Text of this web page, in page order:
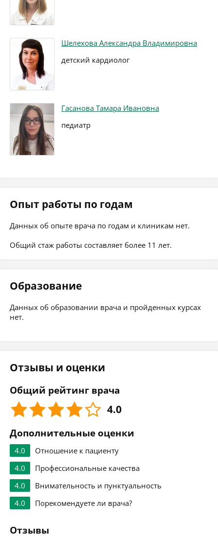
Шелехова Александра Владимировна
детский кардиолог
Гасанова Тамара Ивановна
педиатр
Опыт работы по годам
Данных об опыте врача по годам и клиникам нет.
Общий стаж работы составляет более 11 лет.
Образование
Данных об образовании врача и пройденных курсах
нет.
Отзывы и оценки
Общий рейтинг врача
4.0
Дополнительные оценки
4.0
Отношение к пациенту
4.0
Профессиональные качества
4.0
Внимательность и пунктуальность
4.0
Порекомендуете ли врача?
Отзывы